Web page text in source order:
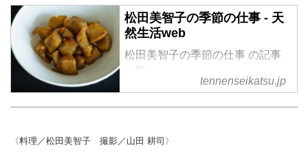
松田美智子の季節の仕事 - 天
然生活web
松田美智子の季節の仕事 の記事
一覧
tennenseikatsu.jp
〈料理／松田美智子 撮影／山田 耕司〉